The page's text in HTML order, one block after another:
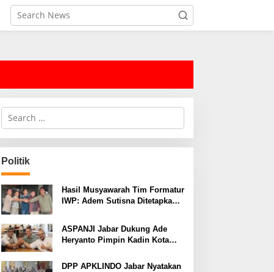
S
r
c
h
f
o
r
:
Politik
Hasil Musyawarah Tim Formatur
IWP: Adem Sutisna Ditetapkan
ASPANJI Jabar Dukung Ade
Heryanto Pimpin Kadin Kota
DPP APKLINDO Jabar Nyatakan